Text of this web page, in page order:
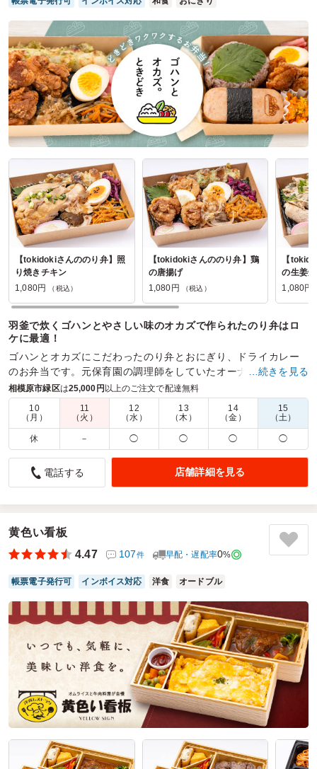
ご利用シーン：従業員差し入れ
参加者の年齢：30代～40代男女比： 男女混合
神奈川県横浜市西区南幸2026/07/15
炭火焼鳥専門店 美食亭の口コミをもっと見る
【tokidokiさんののり弁】照
り焼きチキン
1,080円
（税込）
【tokidokiさんののり弁】鶏
の唐揚げ
1,080円
（税込）
【
の生姜
1,080円
羽釜で炊くゴハンとやさしい味のオカズで作られたのり弁はロ
ケに最適！
ゴハンとオカズにこだわったのり弁とおにぎり、ドライカレー
のお弁当です。元保育園の調理師をしていたオーナーが作るお
弁当には、味や素材にたくさんこだわりが詰まっています。
商品数： 締切日時： 2日前16:00 価格帯：
900円～1,350円
配達時間：
10:00～19:00
もう完全にリピーターになりました。
5.0
のですが、最近はこののり弁一択で注文するようになりまし
た。みんなが美味しいと言ってくれています。食べ残しがな
く、お弁当が余ることもないので嬉しいです。
ご利用シーン：ロボット競技会
参加者の年齢：40代～50代男女比：男女混合
東京都多摩市落合2026/02/10
ゴハンとオカズ。ときどきの口コミをもっと見る
…続きを見る
相模原市緑区は25,000円 以上のご注文で配達無料
10
（月）
11
（火）
12
（水）
13
（木）
14
（金）
15
（土）
休 － ◯ ◯ ◯ ◯
電話する 店舗詳細を見る
黄色い看板
4.47
107件 早配・遅配率0%
帳票電子発行可 インボイス対応 洋食 オードブル